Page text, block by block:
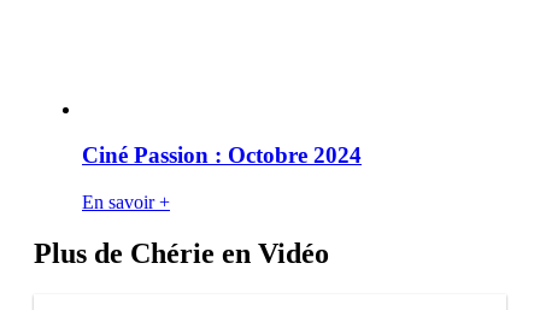
Ciné Passion : Octobre 2024
En savoir +
Plus de Chérie en Vidéo